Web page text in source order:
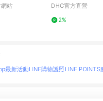
站
DHC官方直營
2%
最新活動LINE購物護照LINE POINTS